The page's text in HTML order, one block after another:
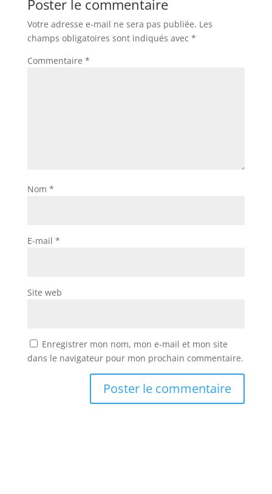
Poster le commentaire
Votre adresse e-mail ne sera pas publiée. Les
champs obligatoires sont indiqués avec *
Commentaire *
Nom *
E-mail *
Site web
Enregistrer mon nom, mon e-mail et mon site
dans le navigateur pour mon prochain commentaire.